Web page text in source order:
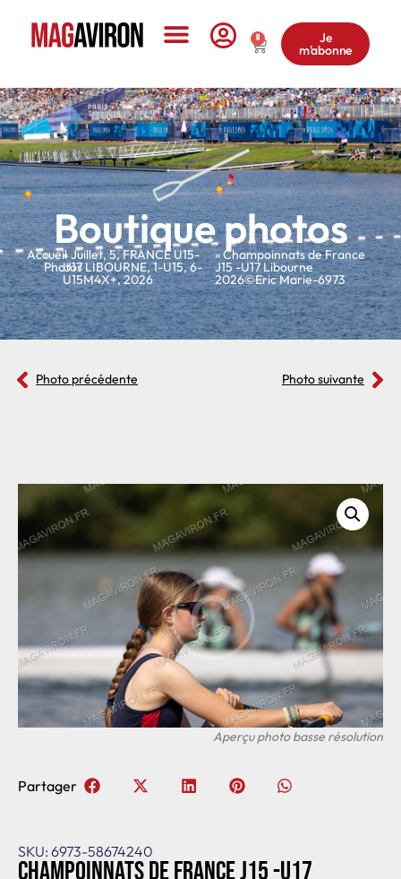
0 Je
m'abonne
Boutique photos
Accueil
»
Photos
»Juillet,5,FRANCE U15-
U17 LIBOURNE,1-U15,6-
U15M4X+,2026
» Champoinnats de France
J15 -U17 Libourne
2026©Eric Marie-6973
Photo précédente Photo suivante
SKU: 6973-58674240
Champoinnats de France J15 -U17
Partager